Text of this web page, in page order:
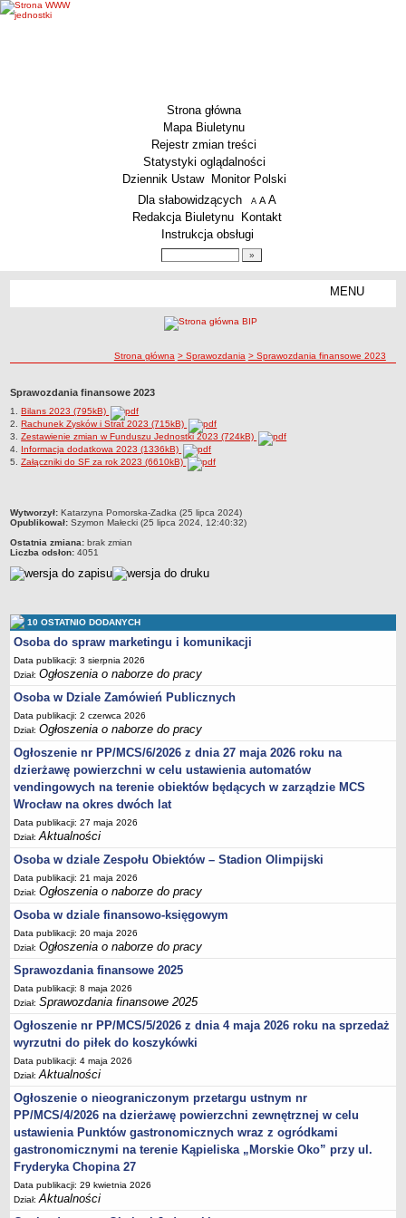
Strona główna
Mapa Biuletynu
Rejestr zmian treści
Statystyki oglądalności
Dziennik Ustaw
Monitor Polski
Menu dodatkowe
Dla słabowidzących A pomniejsz czcionkę
A standardowy rozmiar czcionki
A
Redakcja Biuletynu
Kontakt
Instrukcja obsługi
MENU
Dane podstawowe
Status prawny
Struktura organizacyjna
Kierownictwo
Majątek
Przyjmowanie i załatwianie spraw
Archiwum postępowań
RODO
Kontrole
Petycje
Rejestr wniosków o udostępnienie informacji publicznej
Deklaracja dostępności
Plan postępowań
Platforma zakupowa
Plan postepowań o udzielenie zamówień na rok 2026
SPRAWOZDANIA
Sprawozdania finansowe 2020
Sprawozdania finansowe 2021
Sprawozdania finansowe 2022
Sprawozdania finansowe 2023
Sprawozdania finansowe 2024
Sprawozdania finansowe 2025
ścieżka nawigacji
Strona główna > Sprawozdania > Sprawozdania finansowe 2023
Sprawozdania finansowe 2023
1.Bilans 2023 (795kB)
2.Rachunek Zysków i Strat 2023 (715kB)
3.Zestawienie zmian w Funduszu Jednostki 2023 (724kB)
4. Informacja dodatkowa 2023 (1336kB)
5.Załączniki do SF za rok 2023 (6610kB)
metryczka
Wytworzył: Katarzyna Pomorska-Zadka (25 lipca 2024)
Opublikował: Szymon Małecki (25 lipca 2024, 12:40:32)
Ostatnia zmiana: brak zmian
Liczba odsłon: 4051
10 OSTATNIO DODANYCH
Osoba do spraw marketingu i komunikacji
Data publikacji: 3 sierpnia 2026
Dział:Ogłoszenia o naborze do pracy
Osoba w Dziale Zamówień Publicznych
Data publikacji: 2 czerwca 2026
Dział:Ogłoszenia o naborze do pracy
Ogłoszenie nr PP/MCS/6/2026 z dnia 27 maja 2026 roku na
dzierżawę powierzchni w celu ustawienia automatów
vendingowych na terenie obiektów będących w zarządzie MCS
Wrocław na okres dwóch lat
Data publikacji: 27 maja 2026
Dział:Aktualności
Osoba w dziale Zespołu Obiektów – Stadion Olimpijski
Data publikacji: 21 maja 2026
Dział:Ogłoszenia o naborze do pracy
Osoba w dziale finansowo-księgowym
Data publikacji: 20 maja 2026
Dział:Ogłoszenia o naborze do pracy
Sprawozdania finansowe 2025
Data publikacji: 8 maja 2026
Dział:Sprawozdania finansowe 2025
Ogłoszenie nr PP/MCS/5/2026 z dnia 4 maja 2026 roku na sprzedaż
wyrzutni do piłek do koszykówki
Data publikacji: 4 maja 2026
Dział:Aktualności
Ogłoszenie o nieograniczonym przetargu ustnym nr
PP/MCS/4/2026 na dzierżawę powierzchni zewnętrznej w celu
ustawienia Punktów gastronomicznych wraz z ogródkami
gastronomicznymi na terenie Kąpieliska „Morskie Oko” przy ul.
Fryderyka Chopina 27
Data publikacji: 29 kwietnia 2026
Dział:Aktualności